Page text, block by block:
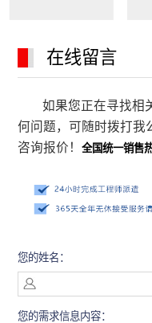
在线留言
如果您正在寻找相
何问题，可随时拨打我
咨询报价！ 全国统一销售
您的姓名：
您的需求信息内容：